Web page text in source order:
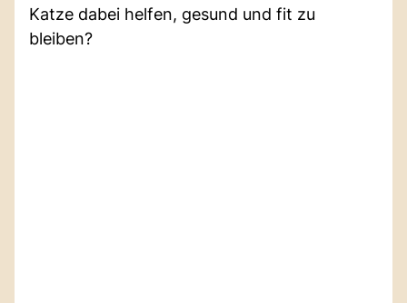
Katze dabei helfen, gesund und fit zu
bleiben?